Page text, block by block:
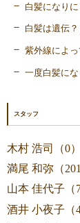
白髪になり
白髪は遺伝？
紫外線によ
一度白髪に
スタッフ
木村 浩司（0）
満尾 和弥（201
山本 佳代子（
酒井 小夜子（